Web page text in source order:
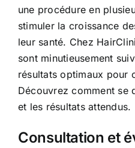
une procédure en
stimuler la croissance
leur santé. Chez
sont minutieusement
résultats optimaux pour
Découvrez comment se
et les résultats attendus.
Consultation et